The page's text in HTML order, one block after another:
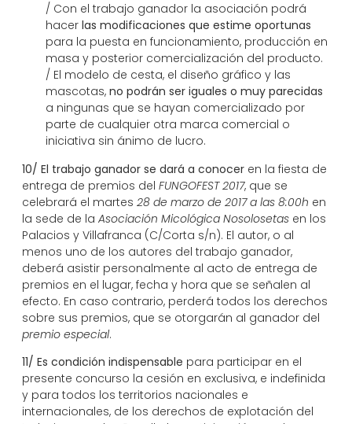
/ Con el trabajo ganador la asociación podrá
hacer las modificaciones que estime oportunas
para la puesta en funcionamiento, producción en
masa y posterior comercialización del producto.
/ El modelo de cesta, el diseño gráfico y las
mascotas, no podrán ser iguales o muy parecidas
a ningunas que se hayan comercializado por
parte de cualquier otra marca comercial o
iniciativa sin ánimo de lucro.
10/ El trabajo ganador se dará a conoceren la fiesta de
entrega de premios del FUNGOFEST 2017, que se
celebrará el martes 28 de marzo de 2017 a las 8:00h en
la sede de la Asociación Micológica Nosolosetasen los
Palacios y Villafranca (C/Corta s/n). El autor, o al
menos uno de los autores del trabajo ganador,
deberá asistir personalmente al acto de entrega de
premios en el lugar, fecha y hora que se señalen al
efecto. En caso contrario, perderá todos los derechos
sobre sus premios, que se otorgarán al ganador del
premio especial.
11/ Es condición indispensable para participar en el
presente concurso la cesión en exclusiva, e indefinida
y para todos los territorios nacionales e
internacionales, de los derechos de explotación del